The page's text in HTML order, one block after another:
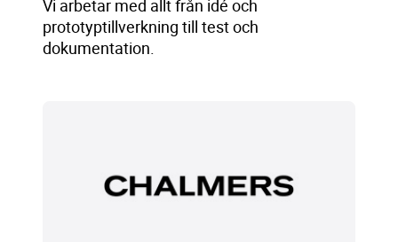
Vi arbetar med allt från idé och
prototyptillverkning till test och
dokumentation.